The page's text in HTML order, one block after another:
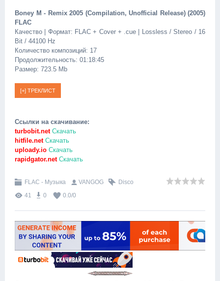
Boney M - Remix 2005 (Compilation, Unofficial Release) (2005)
FLAC
Качество | Формат: FLAC + Cover + .cue | Lossless / Stereo / 16
Bit / 44100 Hz
Количество композиций: 17
Продолжительность: 01:18:45
Размер: 723.5 Mb
Ссылки на скачивание:
turbobit.netСкачать
hitfile.netСкачать
uploady.io Скачать
rapidgator.netСкачать
FLAC - Музыка VANGOG
Disco
41
0 0.0/0